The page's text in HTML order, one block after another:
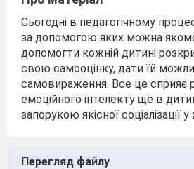
Сьогодні в педагогічному
за допомогою яких можна
допомогти кожній дитині
свою самооцінку, дати їй
самовираження. Все це сприяє
емоційного інтелекту ще в
запорукою якісної соціалізації у
Перегляд файлу